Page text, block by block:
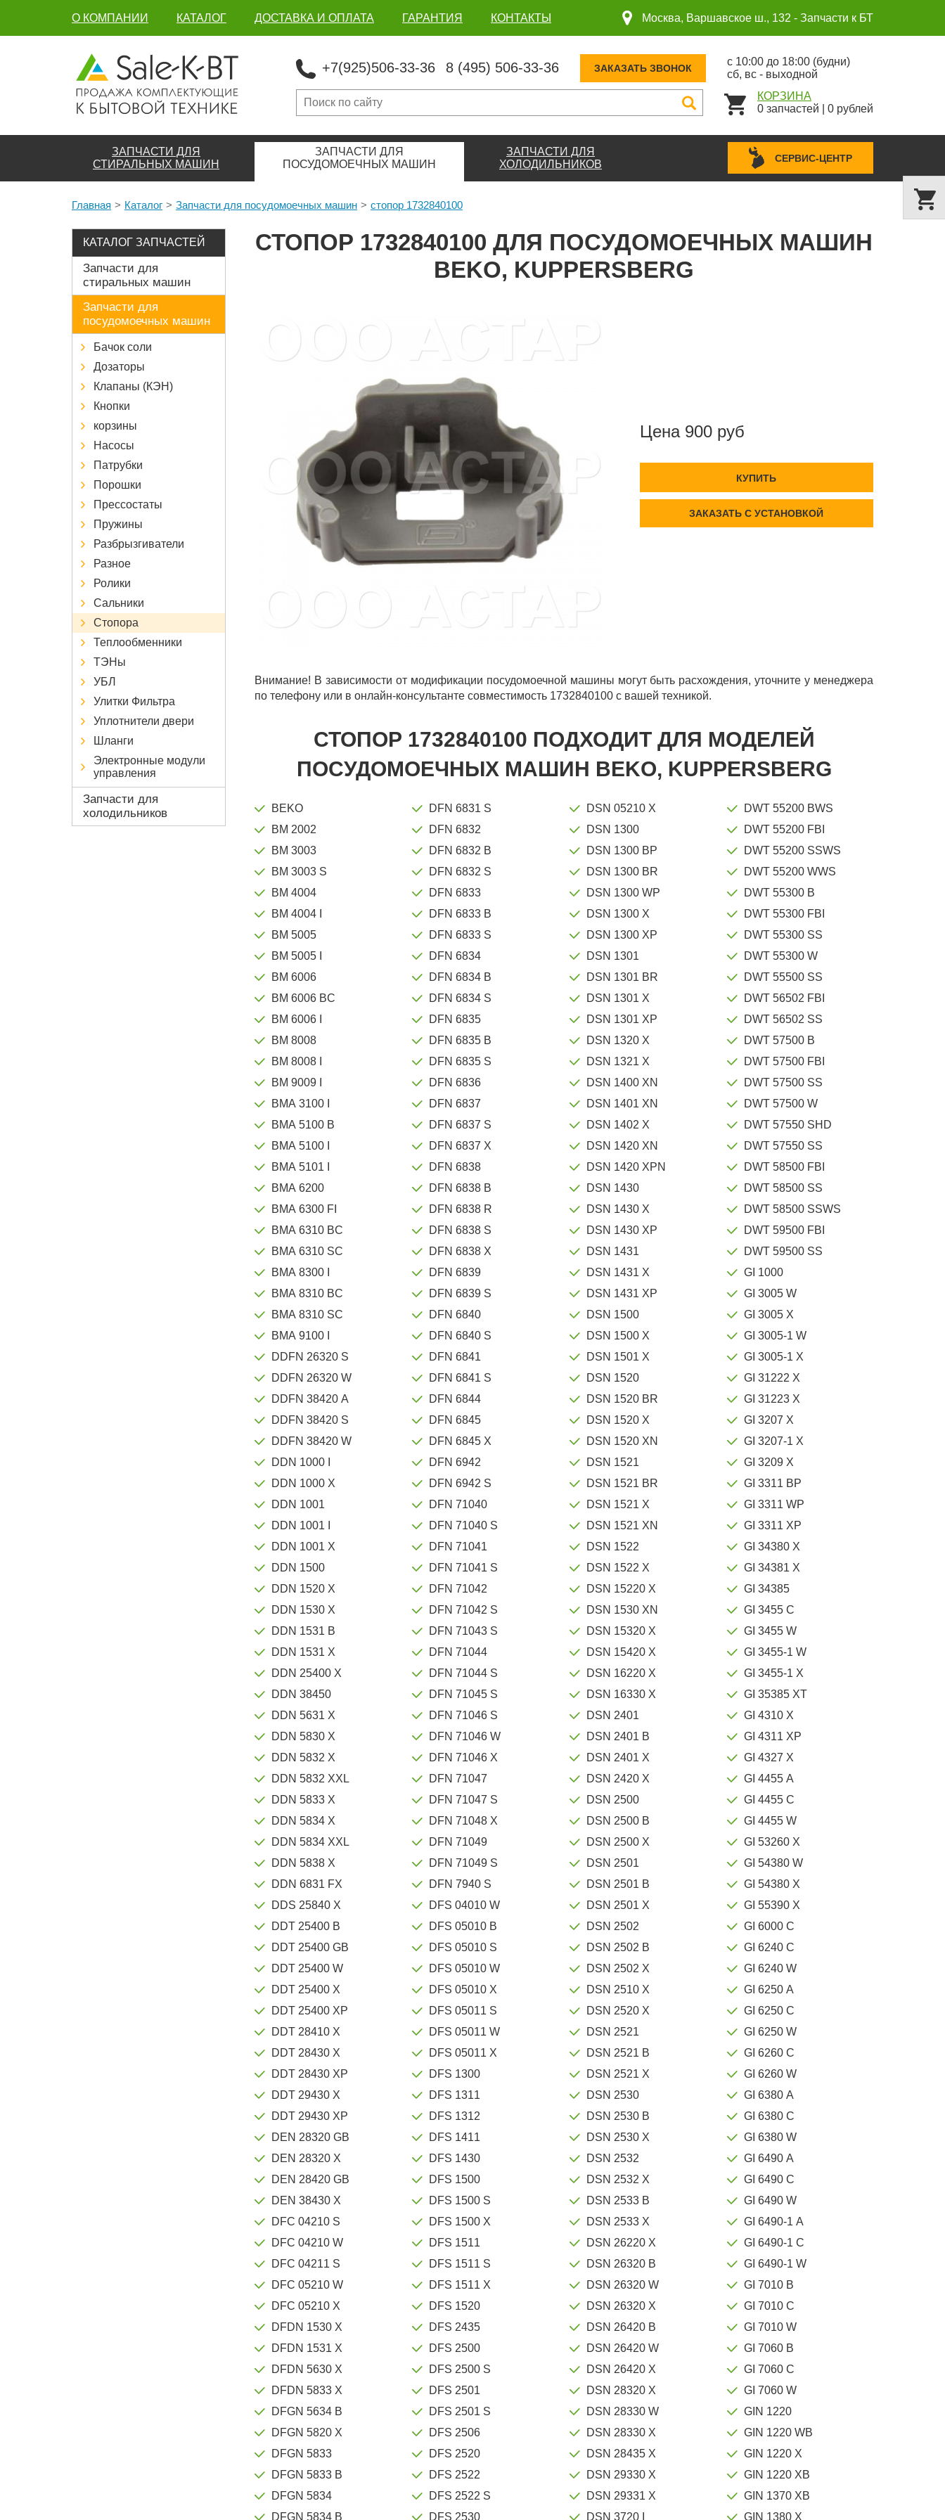
О КОМПАНИИ КАТАЛОГ ДОСТАВКА И ОПЛАТА ГАРАНТИЯ КОНТАКТЫ Москва, Варшавское ш., 132 - Запчасти к БТ
+7(925)506-33-36 8 (495) 506-33-36 ЗАКАЗАТЬ ЗВОНОК
с 10:00 до 18:00 (будни)
сб, вс - выходной
КОРЗИНА
0 запчастей 0 рублей
ЗАПЧАСТИ ДЛЯ
СТИРАЛЬНЫХ МАШИН
ЗАПЧАСТИ ДЛЯ
ПОСУДОМОЕЧНЫХ МАШИН
ЗАПЧАСТИ ДЛЯ
ХОЛОДИЛЬНИКОВ
СЕРВИС-ЦЕНТР
Главная Каталог Запчасти для посудомоечных машин стопор 1732840100
КАТАЛОГ ЗАПЧАСТЕЙ
Запчасти для
стиральных машин
Запчасти для
посудомоечных машин
Бачок соли
Дозаторы
Клапаны (КЭН)
Кнопки
корзины
Насосы
Патрубки
Порошки
Прессостаты
Пружины
Разбрызгиватели
Разное
Ролики
Сальники
Стопора
Теплообменники
ТЭНы
УБЛ
Улитки Фильтра
Уплотнители двери
Шланги
Электронные модули
управления
Запчасти для
холодильников
СТОПОР 1732840100 ДЛЯ ПОСУДОМОЕЧНЫХ МАШИН
BEKO, KUPPERSBERG
Цена 900 руб
КУПИТЬ
ЗАКАЗАТЬ С УСТАНОВКОЙ
Внимание! В зависимости от модификации посудомоечной машины могут быть расхождения, уточните у менеджера
по телефону или в онлайн-консультанте совместимость 1732840100 с вашей техникой.
СТОПОР 1732840100 ПОДХОДИТ ДЛЯ МОДЕЛЕЙ
ПОСУДОМОЕЧНЫХ МАШИН BEKO, KUPPERSBERG
BEKO
BM 2002
BM 3003
BM 3003 S
BM 4004
BM 4004 I
BM 5005
BM 5005 I
BM 6006
BM 6006 BC
BM 6006 I
BM 8008
BM 8008 I
BM 9009 I
BMA 3100 I
BMA 5100 B
BMA 5100 I
BMA 5101 I
BMA 6200
BMA 6300 FI
BMA 6310 BC
BMA 6310 SC
BMA 8300 I
BMA 8310 BC
BMA 8310 SC
BMA 9100 I
DDFN 26320 S
DDFN 26320 W
DDFN 38420 A
DDFN 38420 S
DDFN 38420 W
DDN 1000 I
DDN 1000 X
DDN 1001
DDN 1001 I
DDN 1001 X
DDN 1500
DDN 1520 X
DDN 1530 X
DDN 1531 B
DDN 1531 X
DDN 25400 X
DDN 38450
DDN 5631 X
DDN 5830 X
DDN 5832 X
DDN 5832 XXL
DDN 5833 X
DDN 5834 X
DDN 5834 XXL
DDN 5838 X
DDN 6831 FX
DDS 25840 X
DDT 25400 B
DDT 25400 GB
DDT 25400 W
DDT 25400 X
DDT 25400 XP
DDT 28410 X
DDT 28430 X
DDT 28430 XP
DDT 29430 X
DDT 29430 XP
DEN 28320 GB
DEN 28320 X
DEN 28420 GB
DEN 38430 X
DFC 04210 S
DFC 04210 W
DFC 04211 S
DFC 05210 W
DFC 05210 X
DFDN 1530 X
DFDN 1531 X
DFDN 5630 X
DFDN 5833 X
DFGN 5634 B
DFGN 5820 X
DFGN 5833
DFGN 5833 B
DFGN 5834
DFGN 5834 B
DFN 6831 S
DFN 6832
DFN 6832 B
DFN 6832 S
DFN 6833
DFN 6833 B
DFN 6833 S
DFN 6834
DFN 6834 B
DFN 6834 S
DFN 6835
DFN 6835 B
DFN 6835 S
DFN 6836
DFN 6837
DFN 6837 S
DFN 6837 X
DFN 6838
DFN 6838 B
DFN 6838 R
DFN 6838 S
DFN 6838 X
DFN 6839
DFN 6839 S
DFN 6840
DFN 6840 S
DFN 6841
DFN 6841 S
DFN 6844
DFN 6845
DFN 6845 X
DFN 6942
DFN 6942 S
DFN 71040
DFN 71040 S
DFN 71041
DFN 71041 S
DFN 71042
DFN 71042 S
DFN 71043 S
DFN 71044
DFN 71044 S
DFN 71045 S
DFN 71046 S
DFN 71046 W
DFN 71046 X
DFN 71047
DFN 71047 S
DFN 71048 X
DFN 71049
DFN 71049 S
DFN 7940 S
DFS 04010 W
DFS 05010 B
DFS 05010 S
DFS 05010 W
DFS 05010 X
DFS 05011 S
DFS 05011 W
DFS 05011 X
DFS 1300
DFS 1311
DFS 1312
DFS 1411
DFS 1430
DFS 1500
DFS 1500 S
DFS 1500 X
DFS 1511
DFS 1511 S
DFS 1511 X
DFS 1520
DFS 2435
DFS 2500
DFS 2500 S
DFS 2501
DFS 2501 S
DFS 2506
DFS 2520
DFS 2522
DFS 2522 S
DFS 2530
DSN 05210 X
DSN 1300
DSN 1300 BP
DSN 1300 BR
DSN 1300 WP
DSN 1300 X
DSN 1300 XP
DSN 1301
DSN 1301 BR
DSN 1301 X
DSN 1301 XP
DSN 1320 X
DSN 1321 X
DSN 1400 XN
DSN 1401 XN
DSN 1402 X
DSN 1420 XN
DSN 1420 XPN
DSN 1430
DSN 1430 X
DSN 1430 XP
DSN 1431
DSN 1431 X
DSN 1431 XP
DSN 1500
DSN 1500 X
DSN 1501 X
DSN 1520
DSN 1520 BR
DSN 1520 X
DSN 1520 XN
DSN 1521
DSN 1521 BR
DSN 1521 X
DSN 1521 XN
DSN 1522
DSN 1522 X
DSN 15220 X
DSN 1530 XN
DSN 15320 X
DSN 15420 X
DSN 16220 X
DSN 16330 X
DSN 2401
DSN 2401 B
DSN 2401 X
DSN 2420 X
DSN 2500
DSN 2500 B
DSN 2500 X
DSN 2501
DSN 2501 B
DSN 2501 X
DSN 2502
DSN 2502 B
DSN 2502 X
DSN 2510 X
DSN 2520 X
DSN 2521
DSN 2521 B
DSN 2521 X
DSN 2530
DSN 2530 B
DSN 2530 X
DSN 2532
DSN 2532 X
DSN 2533 B
DSN 2533 X
DSN 26220 X
DSN 26320 B
DSN 26320 W
DSN 26320 X
DSN 26420 B
DSN 26420 W
DSN 26420 X
DSN 28320 X
DSN 28330 W
DSN 28330 X
DSN 28435 X
DSN 29330 X
DSN 29331 X
DSN 3720 I
DWT 55200 BWS
DWT 55200 FBI
DWT 55200 SSWS
DWT 55200 WWS
DWT 55300 B
DWT 55300 FBI
DWT 55300 SS
DWT 55300 W
DWT 55500 SS
DWT 56502 FBI
DWT 56502 SS
DWT 57500 B
DWT 57500 FBI
DWT 57500 SS
DWT 57500 W
DWT 57550 SHD
DWT 57550 SS
DWT 58500 FBI
DWT 58500 SS
DWT 58500 SSWS
DWT 59500 FBI
DWT 59500 SS
GI 1000
GI 3005 W
GI 3005 X
GI 3005-1 W
GI 3005-1 X
GI 31222 X
GI 31223 X
GI 3207 X
GI 3207-1 X
GI 3209 X
GI 3311 BP
GI 3311 WP
GI 3311 XP
GI 34380 X
GI 34381 X
GI 34385
GI 3455 C
GI 3455 W
GI 3455-1 W
GI 3455-1 X
GI 35385 XT
GI 4310 X
GI 4311 XP
GI 4327 X
GI 4455 A
GI 4455 C
GI 4455 W
GI 53260 X
GI 54380 W
GI 54380 X
GI 55390 X
GI 6000 C
GI 6240 C
GI 6240 W
GI 6250 A
GI 6250 C
GI 6250 W
GI 6260 C
GI 6260 W
GI 6380 A
GI 6380 C
GI 6380 W
GI 6490 A
GI 6490 C
GI 6490 W
GI 6490-1 A
GI 6490-1 C
GI 6490-1 W
GI 7010 B
GI 7010 C
GI 7010 W
GI 7060 B
GI 7060 C
GI 7060 W
GIN 1220
GIN 1220 WB
GIN 1220 X
GIN 1220 XB
GIN 1370 XB
GIN 1380 X